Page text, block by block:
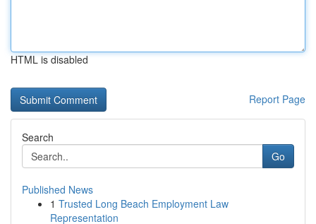
HTML is disabled
Report Page
Search
Go
Published News
1 Trusted Long Beach Employment Law
Representation